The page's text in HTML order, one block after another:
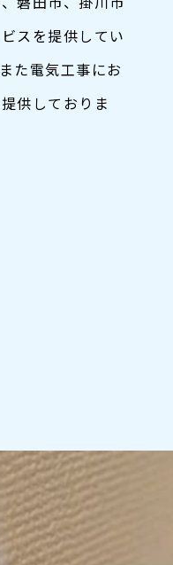
スを提供してい
た電気工事にお
供しておりま